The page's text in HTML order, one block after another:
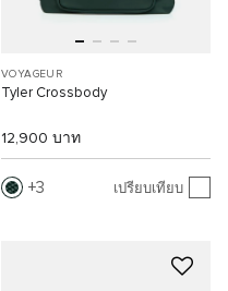
VOYAGEUR
Tyler Crossbody
12,900 บาท
3 เปรียบเทียบ